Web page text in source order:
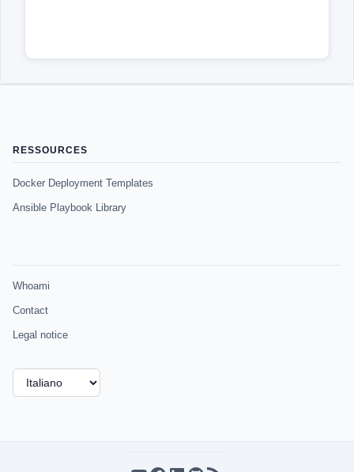
RESSOURCES
Docker Deployment Templates
Ansible Playbook Library
Whoami
Contact
Legal notice
Scegli
una